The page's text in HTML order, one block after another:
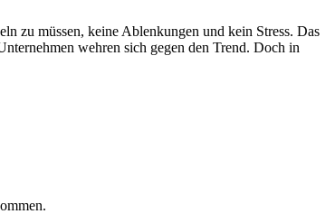
zu müssen, keine Ablenkungen und kein Stress. Das
wehren sich gegen den Trend. Doch in